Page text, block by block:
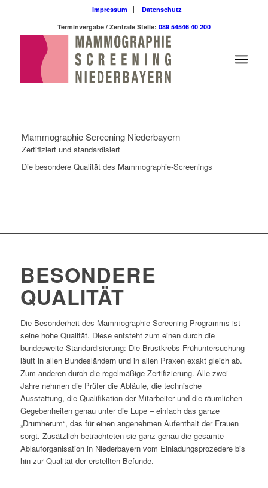
Impressum
Datenschutz
Terminvergabe / Zentrale Stelle: 089 54546 40 200
Mammographie Screening Niederbayern
Zertifiziert und standardisiert
Die besondere Qualität des Mammographie-Screenings
BESONDERE
QUALITÄT
Die Besonderheit des Mammographie-Screening-Programms ist
seine hohe Qualität. Diese entsteht zum einen durch die
bundesweite Standardisierung: Die Brustkrebs-Frühuntersuchung
läuft in allen Bundesländern und in allen Praxen exakt gleich ab.
Zum anderen durch die regelmäßige Zertifizierung. Alle zwei
Jahre nehmen die Prüfer die Abläufe, die technische
Ausstattung, die Qualifikation der Mitarbeiter und die räumlichen
Gegebenheiten genau unter die Lupe – einfach das ganze
„Drumherum“, das für einen angenehmen Aufenthalt der Frauen
sorgt. Zusätzlich betrachteten sie ganz genau die gesamte
Ablauforganisation in Niederbayern vom Einladungsprozedere bis
hin zur Qualität der erstellten Befunde.